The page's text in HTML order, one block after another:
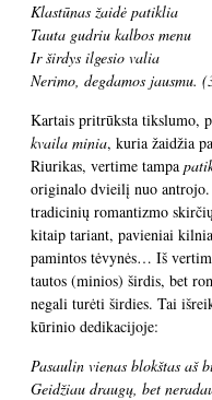
Klastūnas žaidė patiklia
Tauta gudriu kalbos menu
Ir širdys ilgesio valia
Nerimo, degdamos jausmu.
Kartais pritrūksta tikslumo,
kvaila minia, kuria žaidžia
Riurikas, vertime tampa
originalo dvieilį nuo antrojo.
tradicinių romantizmo
kitaip tariant, pavieniai
pamintos tėvynės… Iš
tautos (minios) širdis, bet
negali turėti širdies. Tai
kūrinio dedikacijoje:
Pasaulin vienas blokštas aš
Geidžiau draugų, bet